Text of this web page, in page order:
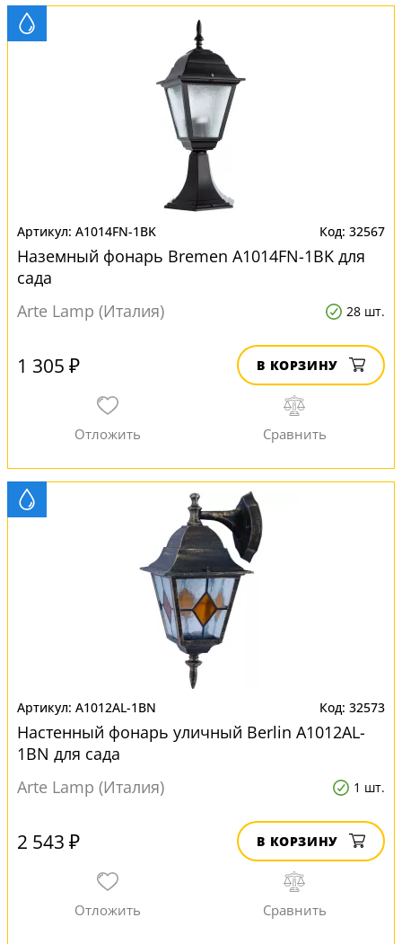
A1014FN-1BK 32567
Наземный фонарь Bremen A1014FN-1BK для
сада
Arte Lamp (Италия)
28 шт.
1 305 ₽ В КОРЗИНУ
A1012AL-1BN 32573
Настенный фонарь уличный Berlin A1012AL-
1BN для сада
Arte Lamp (Италия)
1 шт.
2 543 ₽ В КОРЗИНУ